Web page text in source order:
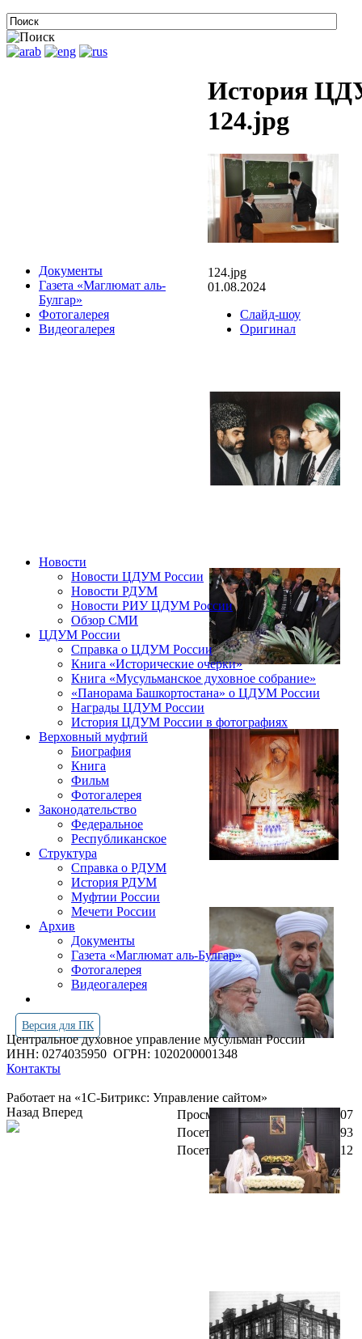
Документы
Газета «Маглюмат аль-
Булгар»
Фотогалерея
Видеогалерея
История
124.jpg
124.jpg
01.08.2024
Слайд-шоу
Оригинал
Новости
Новости ЦДУМ России
Новости РДУМ
Новости РИУ ЦДУМ России
Обзор СМИ
ЦДУМ России
Справка о ЦДУМ России
Книга «Исторические очерки»
Книга «Мусульманское духовное собрание»
«Панорама Башкортостана» о ЦДУМ России
Награды ЦДУМ России
История ЦДУМ России в фотографиях
Верховный муфтий
Биография
Книга
Фильм
Фотогалерея
Законодательство
Федеральное
Республиканское
Структура
Справка о РДУМ
История РДУМ
Муфтии России
Мечети России
Архив
Документы
Газета «Маглюмат аль-Булгар»
Фотогалерея
Видеогалерея
Версия для ПК
Центральное духовное управление мусульман России
ИНН: 0274035950 ОГРН: 1020200001348
Контакты
Работает на «1С-Битрикс: Управление сайтом»
Просмотров всего:
4251407
Посетителей сегодня:
1893
Посетителей в онлайн:
12
Назад Вперед